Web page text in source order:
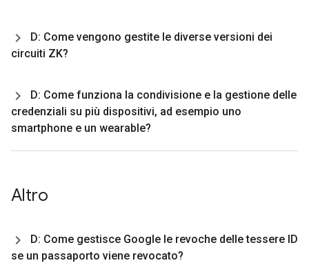
D: Come vengono gestite le diverse versioni dei
circuiti ZK?
D: Come funziona la condivisione e la gestione delle
credenziali su più dispositivi, ad esempio uno
smartphone e un wearable?
Altro
D: Come gestisce Google le revoche delle tessere ID
se un passaporto viene revocato?